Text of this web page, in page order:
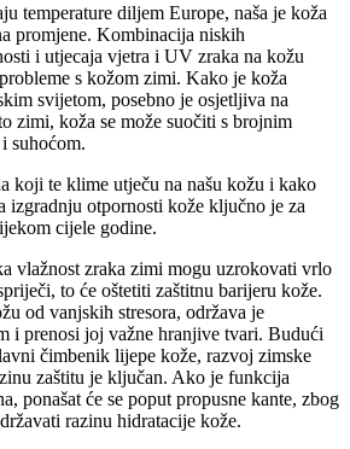
temperature diljem Europe, naša je koža
promjene. Kombinacija niskih
i utjecaja vjetra i UV zraka na kožu
s kožom zimi. Kako je koža
svijetom, posebno je osjetljiva na
zimi, koža se može suočiti s brojnim
suhoćom.
koji te klime utječu na našu kožu i kako
izgradnju otpornosti kože ključno je za
cijele godine.
vlažnost zraka zimi mogu uzrokovati vrlo
to će oštetiti zaštitnu barijeru kože.
od vanjskih stresora, održava je
i prenosi joj važne hranjive tvari. Budući
čimbenik lijepe kože, razvoj zimske
zaštitu je ključan. Ako je funkcija
ponašat će se poput propusne kante, zbog
razinu hidratacije kože.